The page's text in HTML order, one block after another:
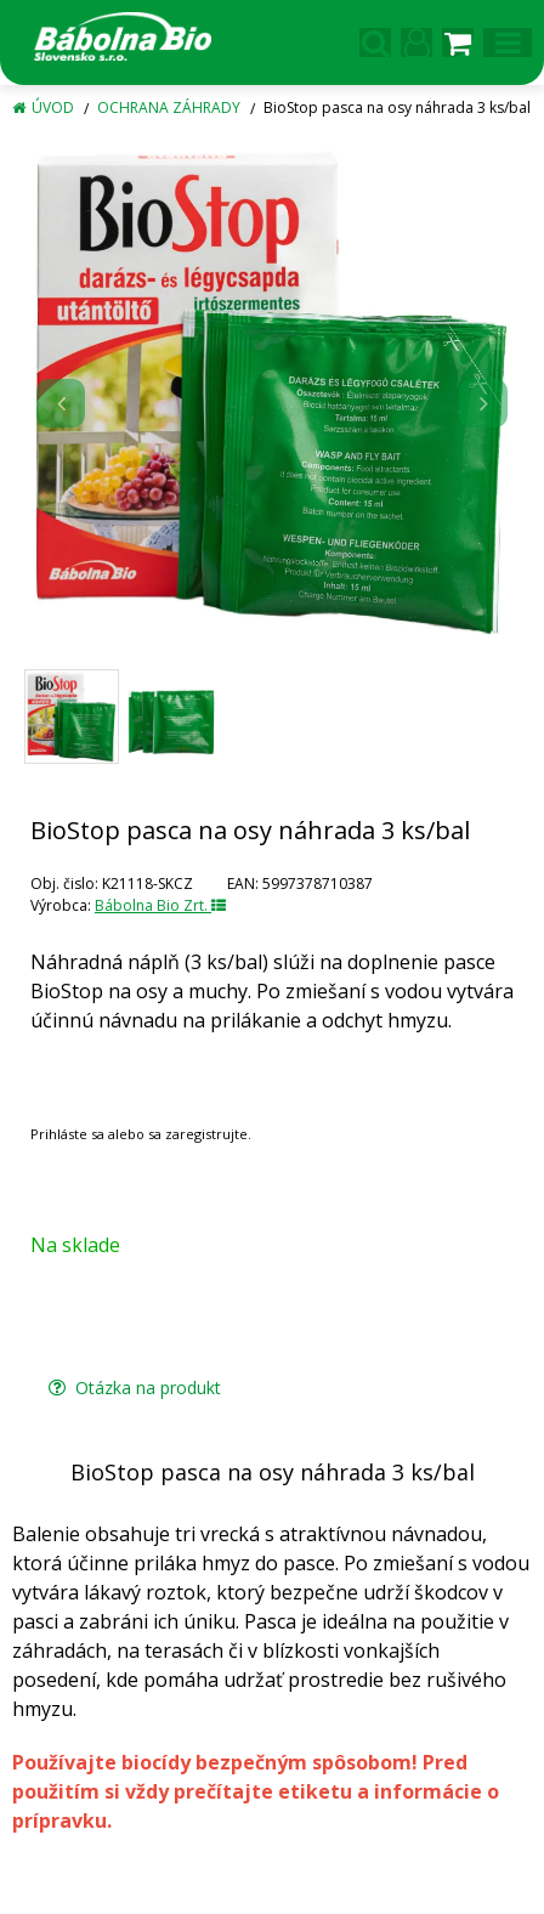
ÚVOD OCHRANA ZÁHRADY BioStop pasca na osy náhrada 3 ks/bal
BioStop pasca na osy náhrada 3 ks/bal
Obj. čislo: K21118-SKCZ EAN: 5997378710387
Výrobca: Bábolna Bio Zrt.
Náhradná náplň (3 ks/bal) slúži na doplnenie pasce
BioStop na osy a muchy. Po zmiešaní s vodou vytvára
účinnú návnadu na prilákanie a odchyt hmyzu.
Na sklade
Otázka na produkt
BioStop pasca na osy náhrada 3 ks/bal
Balenie obsahuje tri vrecká s atraktívnou návnadou,
ktorá účinne priláka hmyz do pasce. Po zmiešaní s vodou
vytvára lákavý roztok, ktorý bezpečne udrží škodcov v
pasci a zabráni ich úniku. Pasca je ideálna na použitie v
záhradách, na terasách či v blízkosti vonkajších
posedení, kde pomáha udržať prostredie bez rušivého
hmyzu.
Používajte biocídy bezpečným spôsobom! Pred
použitím si vždy prečítajte etiketu a informácie o
prípravku.